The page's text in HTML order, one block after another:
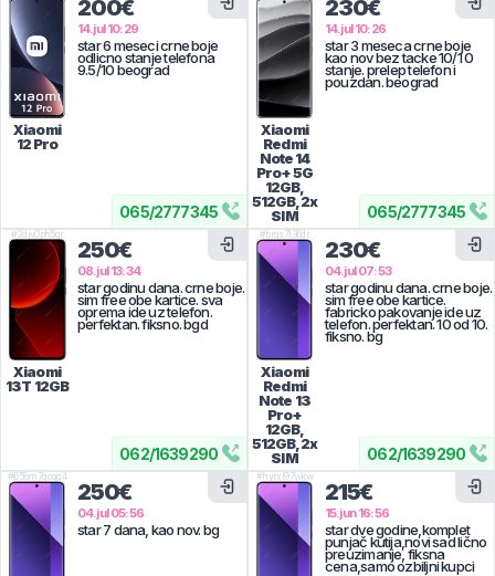
065/2777345
Xiaomi
12 Pro
200€
14.jul 10:29
star 6 meseci crne boje
odlicno stanje telefona
9.5/10 beograd
065/2777345
Xiaomi
Redmi
Note 14
Pro+ 5G
12GB,
512GB, 2x
SIM
230€
14.jul 10:26
star 3 meseca crne boje
kao nov bez tacke 10/1 0
stanje. prelep telefon i
pouzdan. beograd
062/1639290
#2djv0ph5qr
Xiaomi
13T 12GB
250€
08.jul 13:34
star godinu dana. crne boje.
sim free obe kartice. sva
oprema ide uz telefon.
perfektan. fiksno. bgd
062/1639290
#brgs7l36dr
Xiaomi
Redmi
Note 13
Pro+
12GB,
512GB, 2x
SIM
230€
04.jul 07:53
star godinu dana. crne boje.
sim free obe kartice.
fabricko pakovanje ide uz
telefon. perfektan. 10 od 10.
fiksno. bg
#658m7qcqg4
250€
04.jul 05:56
star 7 dana, kao nov. bg
#hyrxl97wkw
215€
15.jun 16:56
star dve godine,komplet
punjač kutija,novi sad lično
preuzimanje, fiksna
cena,samo ozbiljni kupci